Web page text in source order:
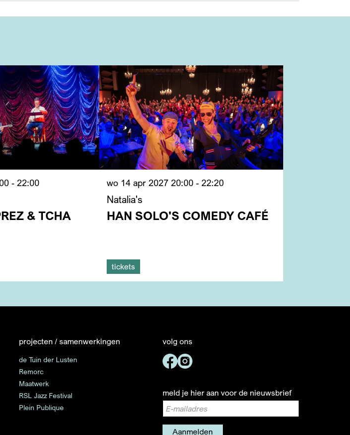
& TCHA
- 22:00
Natalia's
HAN SOLO'S COMEDY CAFÉ
wo 14 apr 2027 20:00 - 22:20
tickets
projecten / samenwerkingen
de Tuin der Lusten
Remorc
Maatwerk
RSL Jazz Festival
Plein Publique
volg ons
meld je hier aan voor de nieuwsbrief
Aanmelden